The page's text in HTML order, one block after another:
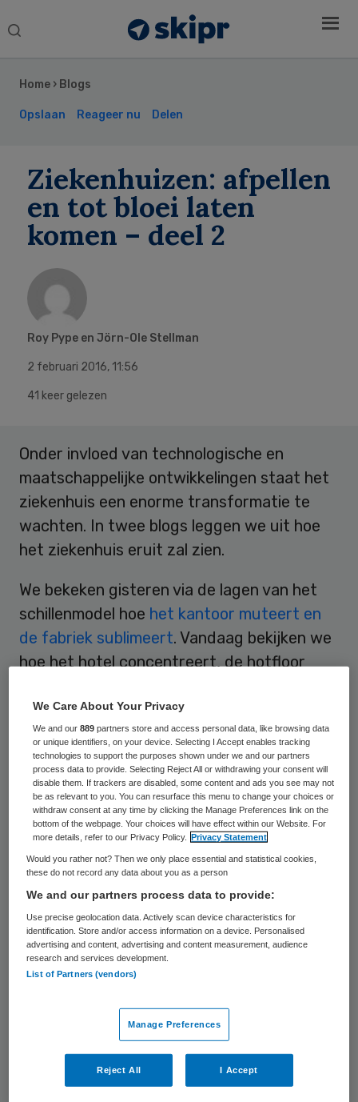
Search
Home › Blogs
Opslaan Reageer nu Delen
Ziekenhuizen: afpellen
en tot bloei laten
komen – deel 2
Roy Pype en Jörn-Ole Stellman
2 februari 2016, 11:56
41 keer gelezen
Onder invloed van technologische en
maatschappelijke ontwikkelingen staat het
ziekenhuis een enorme transformatie te
wachten. In twee blogs leggen we uit hoe
het ziekenhuis eruit zal zien.
We bekeken gisteren via de lagen van het
schillenmodel hoe het kantoor muteert en
de fabriek sublimeert. Vandaag bekijken we
hoe het hotel concentreert, de hotfloor
3. Het hotel concentreert
In het verpleegcentrum wordt de reductie
van ligdagen en de verschuiving naar
polikliniek ingevuld door complexere
casuïstiek enerzijds en/of comorbiditeit
anderzijds. De tweepersoonskamer wordt
mogelijk niet langer door twee patiënten
bezet maar biedt volwaardige rooming-in
voor partner die actief mee verzorgt en
personeel ontlast. Actieve mantelzorg dus
u het liefst gewassen worden? De
verzekeraars zullen hierop inspelen.
De gebouwtechnologie verschuift van het
Sidebar
We Care About Your Privacy
We and our889 partners store and access personal data, like browsing data
or unique identifiers, on your device. Selecting I Accept enables tracking
technologies to support the purposes shown under we and our partners
process data to provide. Selecting Reject All or withdrawing your consent will
disable them. If trackers are disabled, some content and ads you see may not
be as relevant to you. You can resurface this menu to change your choices or
withdraw consent at any time by clicking the Manage Preferences link on the
bottom of the webpage. Your choices will have effect within our Website. For
more details, refer to our Privacy Policy.
Privacy Statement
Would you rather not? Then we only place essential and statistical cookies,
these do not record any data about you as a person
We and our partners process data to provide:
Use precise geolocation data. Actively scan device characteristics for
identification. Store and/or access information on a device. Personalised
advertising and content, advertising and content measurement, audience
research and services development.
List of Partners (vendors)
Manage Preferences
Reject All I Accept